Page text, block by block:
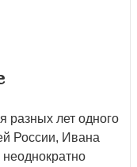
разных лет одного
России, Ивана